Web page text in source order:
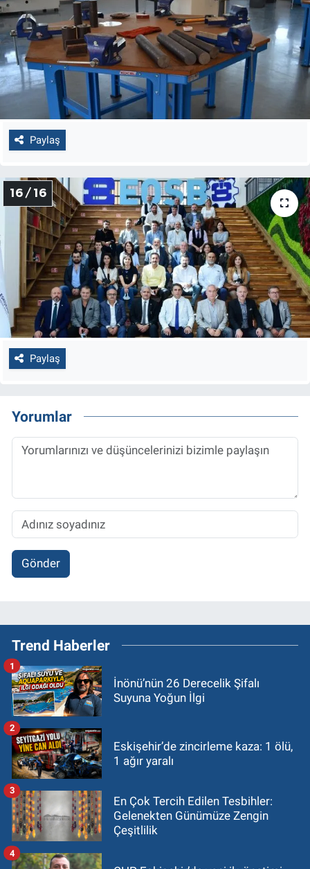
Paylaş
16 / 16
Paylaş
Yorumlar
Gönder
Trend Haberler
İnönü’nün 26 Derecelik Şifalı
Suyuna Yoğun İlgi
1
Eskişehir’de zincirleme kaza: 1 ölü,
1 ağır yaralı
2
En Çok Tercih Edilen Tesbihler:
Gelenekten Günümüze Zengin
Çeşitlilik
3
4